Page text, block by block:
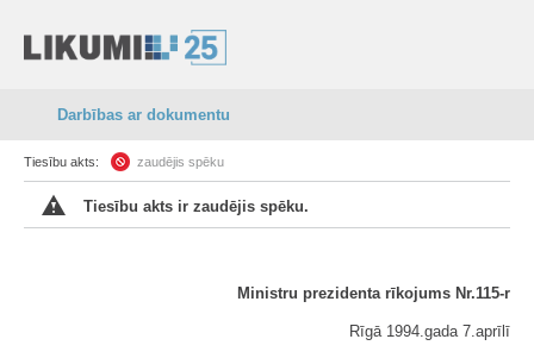
Darbības ar dokumentu
Tiesību akts: zaudējis spēku
Tiesību akts ir zaudējis spēku.
Ministru prezidenta rīkojums Nr.115-r
Rīgā 1994.gada 7.aprīlī